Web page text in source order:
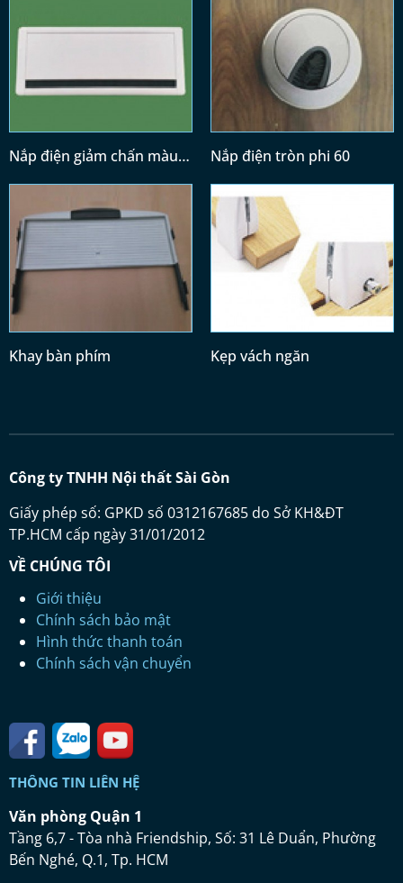
Nắp điện giảm chấn màu
Nắp điện tròn phi 60
Khay bàn phím Kẹp vách ngăn
Công ty TNHH Nội thất Sài Gòn
Giấy phép số: GPKD số 0312167685 do Sở KH&ĐT
TP.HCM cấp ngày 31/01/2012
VỀ CHÚNG TÔI
Giới thiệu
Chính sách bảo mật
Hình thức thanh toán
Chính sách vận chuyển
THÔNG TIN LIÊN HỆ
Văn phòng Quận 1
Tầng 6,7 - Tòa nhà Friendship, Số: 31 Lê Duẩn, Phường
Bến Nghé, Q.1, Tp. HCM